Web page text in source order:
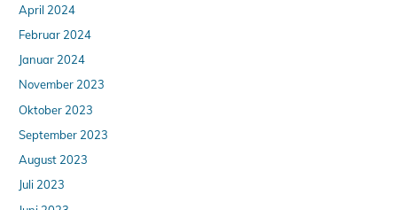
April 2024
Februar 2024
Januar 2024
November 2023
Oktober 2023
September 2023
August 2023
Juli 2023